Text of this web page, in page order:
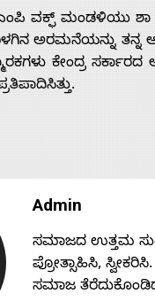
ಎಂಪಿ ವಕ್ಫ್ ಮಂಡಳಿಯು
ಅರಮನೆಯನ್ನು ತನ್ನ
ಕೇಂದ್ರ
Admin
ಸಮಾಜದ ಉತ್ತಮ
ಪ್ರೋತ್ಸಾಹಿಸಿ,
ಸಮಾಜ